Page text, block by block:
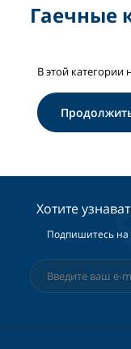
Гаечные
В этой категории
Хотите
Подпишитесь на